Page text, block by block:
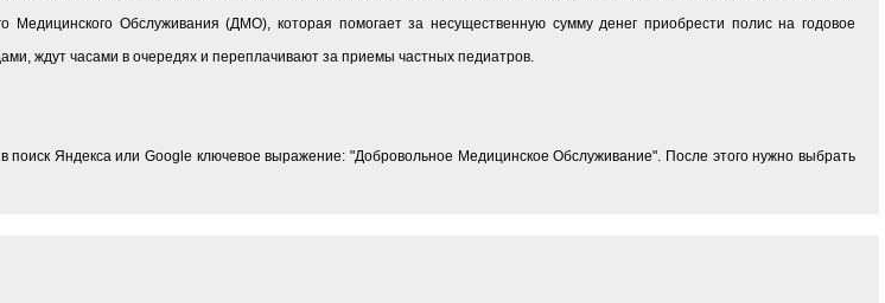
Медицинского Обслуживания (ДМО), которая помогает за несущественную сумму денег приобрести полис на годовое
ждут часами в очередях и переплачивают за приемы частных педиатров.
поиск Яндекса или Google ключевое выражение: "Добровольное Медицинское Обслуживание". После этого нужно выбрать